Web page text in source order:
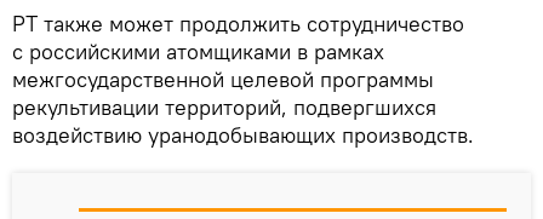
РТ также может продолжить сотрудничество
с российскими атомщиками в рамках
межгосударственной целевой программы
рекультивации территорий, подвергшихся
воздействию уранодобывающих производств.